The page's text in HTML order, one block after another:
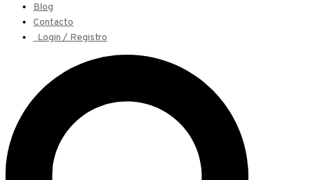
Blog
Contacto
Login / Registro